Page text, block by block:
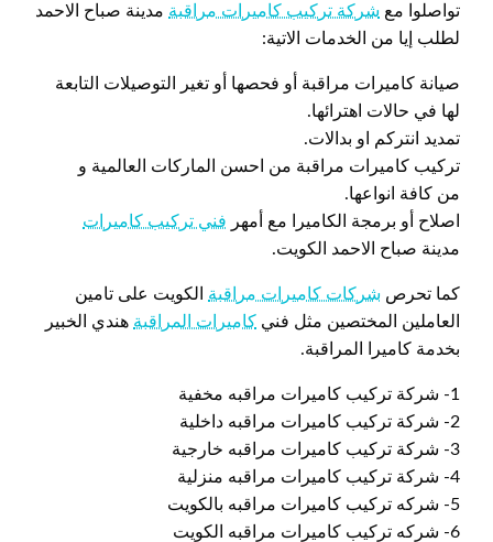
تواصلوا مع شركة تركيب كاميرات مراقبة مدينة صباح الاحمد
لطلب إيا من الخدمات الاتية:
صيانة كاميرات مراقبة أو فحصها أو تغير التوصيلات التابعة
لها في حالات اهترائها.
تمديد انتركم او بدالات.
تركيب كاميرات مراقبة من احسن الماركات العالمية و
من كافة انواعها.
اصلاح أو برمجة الكاميرا مع أمهر فني تركيب كاميرات
مدينة صباح الاحمد الكويت.
كما تحرص شركات كاميرات مراقبة الكويت على تامين
العاملين المختصين مثل فني كاميرات المراقبة هندي الخبير
بخدمة كاميرا المراقبة.
1- شركة تركيب كاميرات مراقبه مخفية
2- شركة تركيب كاميرات مراقبه داخلية
3- شركة تركيب كاميرات مراقبه خارجية
4- شركة تركيب كاميرات مراقبه منزلية
5- شركه تركيب كاميرات مراقبه بالكويت
6- شركه تركيب كاميرات مراقبه الكويت